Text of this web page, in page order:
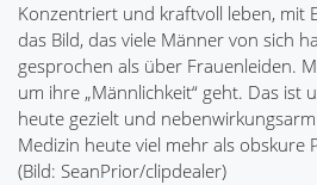
Konzentriert und kraftvoll leben, mit
das Bild, das viele Männer von sich
gesprochen als über Frauenleiden.
um ihre „Männlichkeit“ geht. Das
heute gezielt und
Medizin heute viel mehr als obskure
(Bild: SeanPrior/clipdealer)